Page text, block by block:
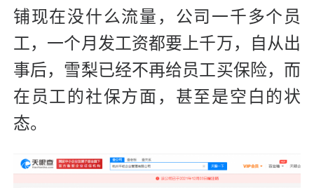
铺现在没什么流量，公司一千多个员
工，一个月发工资都要上千万，自从出
事后，雪梨已经不再给员工买保险，而
在员工的社保方面，甚至是空白的状
态。